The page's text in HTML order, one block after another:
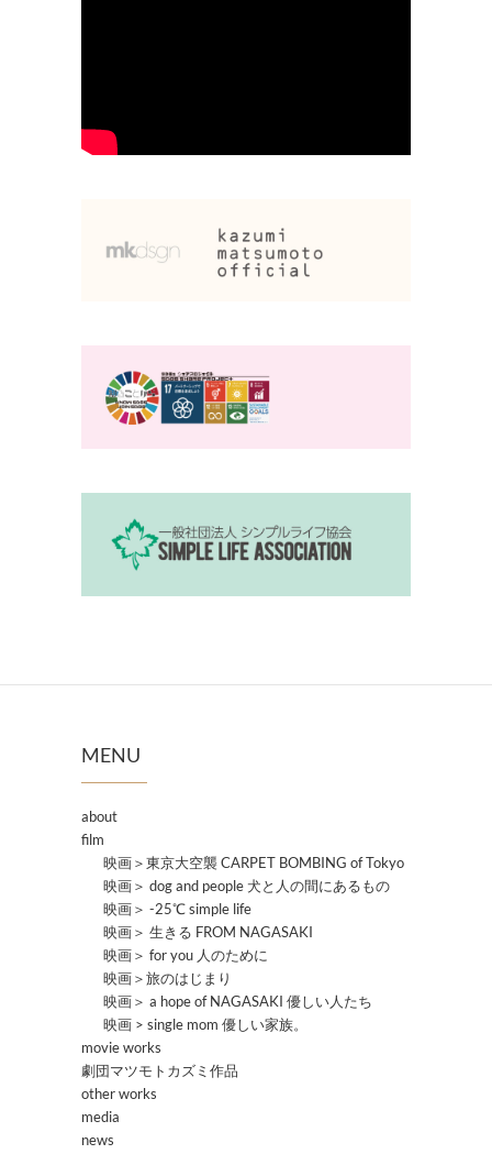
MENU
about
film
映画＞東京大空襲 CARPET BOMBING of Tokyo
映画＞ dog and people 犬と人の間にあるもの
映画＞ -25℃ simple life
映画＞ 生きる FROM NAGASAKI
映画＞ for you 人のために
映画＞旅のはじまり
映画＞ a hope of NAGASAKI 優しい人たち
映画 > single mom 優しい家族。
movie works
劇団マツモトカズミ作品
other works
media
news